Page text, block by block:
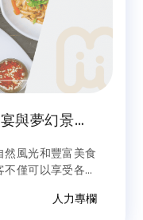
與夢幻景點
風光和豐富美食
僅可以享受各種
活動。
人力專欄